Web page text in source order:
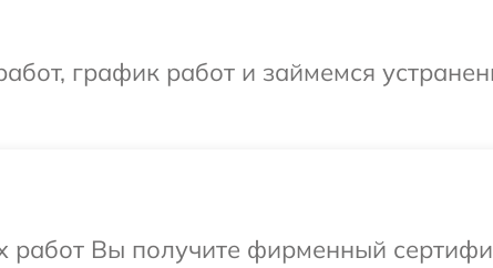
график работ и займемся
Вы получите фирменный